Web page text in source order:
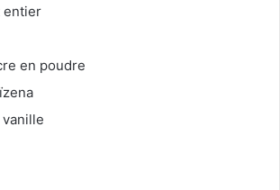
entier
en poudre
vanille